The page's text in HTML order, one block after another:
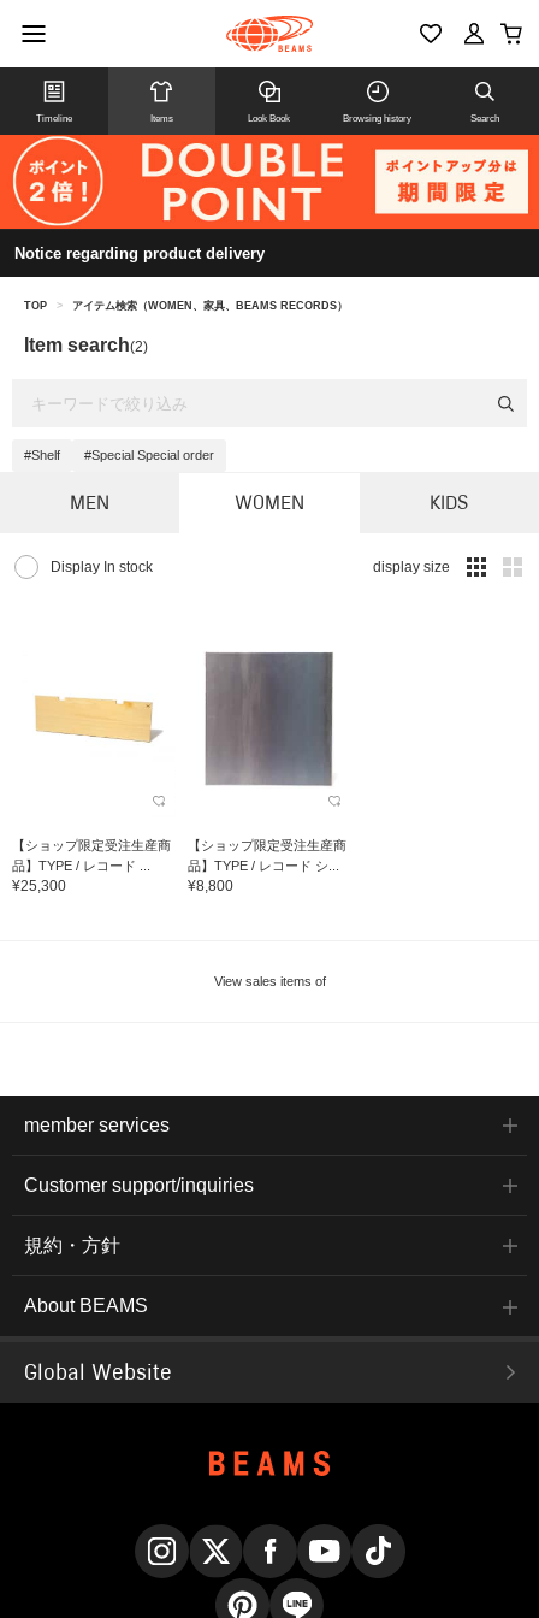
Timeline Items Look Book Browsing history Search
Notice regarding product delivery
TOP > アイテム検索（WOMEN、家具、BEAMS RECORDS）
Item search(2)
#Shelf #Special Special order
MEN WOMEN KIDS
Display In stock display size
【ショップ限定受注生産商
品】TYPE / レコード ...
¥25,300
【ショップ限定受注生産商
品】TYPE / レコード シ...
¥8,800
View sales items of
member services
Customer support/inquiries
規約・方針
About BEAMS
Global Website